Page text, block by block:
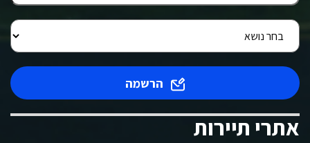
הרשמה
אתרי תיירות